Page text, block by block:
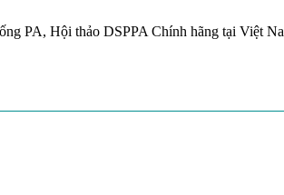
PA, Hội thảo DSPPA Chính hãng tại Việt